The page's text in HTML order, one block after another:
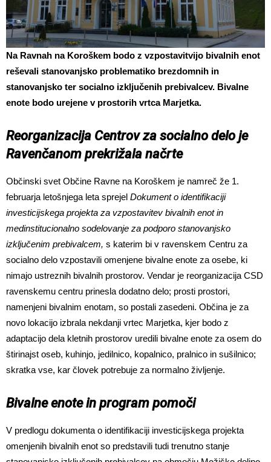
Na Ravnah na Koroškem bodo z vzpostavitvijo bivalnih enot
reševali stanovanjsko problematiko brezdomnih in
stanovanjsko ter socialno izključenih prebivalcev. Bivalne
enote bodo urejene v prostorih vrtca Marjetka.
Reorganizacija Centrov za socialno delo je
Ravenčanom prekrižala načrte
Občinski svet Občine Ravne na Koroškem je namreč že 1.
februarja letošnjega leta sprejel Dokument o identifikaciji
investicijskega projekta za vzpostavitev bivalnih enot in
medinstitucionalno sodelovanje za podporo stanovanjsko
izključenim prebivalcem, s katerim bi v ravenskem Centru za
socialno delo vzpostavili omenjene bivalne enote za osebe, ki
nimajo ustreznih bivalnih prostorov. Vendar je reorganizacija CSD
ravenskemu centru prinesla dodatno delo; prosti prostori,
namenjeni bivalnim enotam, so postali zasedeni. Občina je za
novo lokacijo izbrala nekdanji vrtec Marjetka, kjer bodo z
adaptacijo dela kletnih prostorov uredili bivalne enote za osem do
štirinajst oseb, kuhinjo, jedilnico, kopalnico, pralnico in sušilnico;
skratka vse, kar človek potrebuje za normalno življenje.
Bivalne enote in program pomoči
V predlogu dokumenta o identifikaciji investicijskega projekta
omenjenih bivalnih enot so predstavili tudi trenutno stanje